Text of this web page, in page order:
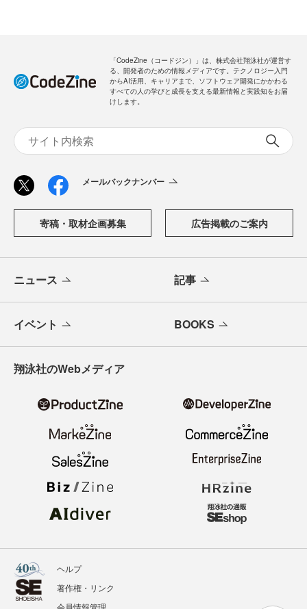
「CodeZine（コードジン）」は、株式会社翔泳社が運営す
る、開発者のための情報メディアです。テクノロジー入門
からAI活用、キャリアまで、ソフトウェア開発にかかわる
すべての人の学びと成長を支える最新情報と実践知をお届
けします。
メールバックナンバー
寄稿・取材企画募集 広告掲載のご案内
ニュース 記事
イベント BOOKS
翔泳社のWebメディア
ヘルプ
著作権・リンク